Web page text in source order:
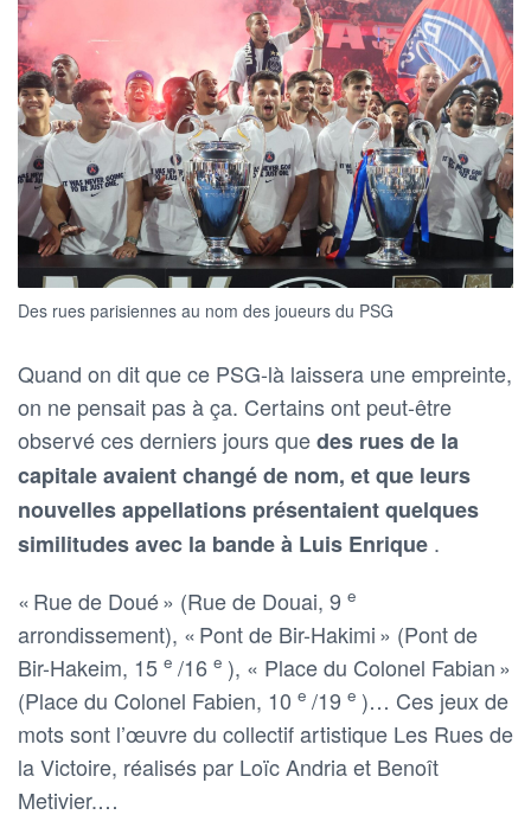
Des rues parisiennes au nom des joueurs du PSG
Quand on dit que ce PSG-là laissera une empreinte,
on ne pensait pas à ça. Certains ont peut-être
observé ces derniers jours quedes rues de la
capitale avaient changé de nom, et que leurs
nouvelles appellations présentaient quelques
similitudes avec la bande à Luis Enrique .
« Rue de Doué » (Rue de Douai, 9 e
arrondissement), « Pont de Bir-Hakimi » (Pont de
Bir-Hakeim, 15 e /16 e ), « Place du Colonel Fabian »
(Place du Colonel Fabien, 10 e /19 e )… Ces jeux de
mots sont l’œuvre du collectif artistique Les Rues de
la Victoire, réalisés par Loïc Andria et Benoît
Metivier.…